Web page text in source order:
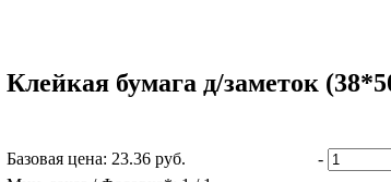
Клейкая бумага д/заметок
Базовая цена: 23.36 руб. -